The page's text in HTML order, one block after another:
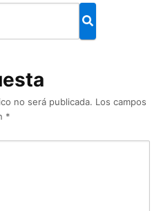
no será publicada. Los campos
*